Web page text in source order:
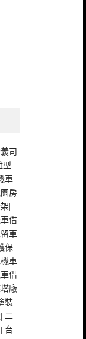
司
型
車
房
借
車
保
車
借
廠
裝
|二
台